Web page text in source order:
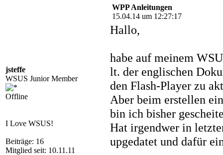
jsteffe
WSUS Junior Member
Offline
I Love WSUS!
Beiträge: 16
Mitglied seit: 10.11.11
WPP Anleitungen
15.04.14 um 12:27:17
Hallo,
habe auf meinem
lt. der englischen
den Flash-Player zu
Aber beim erstellen
bin ich bisher
Hat irgendwer in
upgedatet und dafür